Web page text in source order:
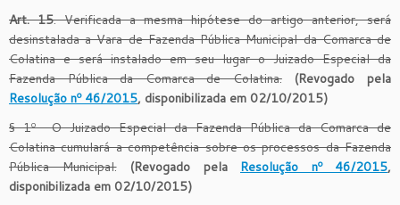
Art. 15. Verificada a mesma hipótese do artigo anterior, será
desinstalada a Vara de Fazenda Pública Municipal da Comarca de
Colatina e será instalado em seu lugar o Juizado Especial da
Fazenda Pública da Comarca de Colatina.
(Revogado pela
Resolução nº 46/2015, disponibilizada em 02/10/2015)
§ 1º- O Juizado Especial da Fazenda Pública da Comarca de
Colatina cumulará a competência sobre os processos da Fazenda
Pública Municipal.
(Revogado pela Resolução nº 46/2015,
disponibilizada em 02/10/2015)